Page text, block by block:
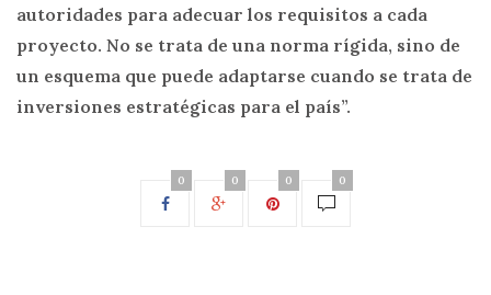
autoridades para adecuar los requisitos a cada
proyecto. No se trata de una norma rígida, sino de
un esquema que puede adaptarse cuando se trata de
inversiones estratégicas para el país”.
0 0 0 0